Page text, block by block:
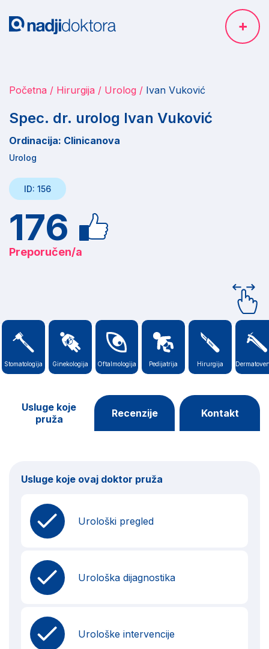
Početna Hirurgija Urolog Ivan Vuković
Spec. dr. urolog Ivan Vuković
Ordinacija: Clinicanova
Urolog
ID: 156
176
Preporučen/a
Stomatologija Ginekologija Oftalmologija Pedijatrija Hirurgija
Usluge koje
pruža
Recenzije Kontakt
Usluge koje ovaj doktor pruža
Urološki pregled
Urološka dijagnostika
Urološke intervencije